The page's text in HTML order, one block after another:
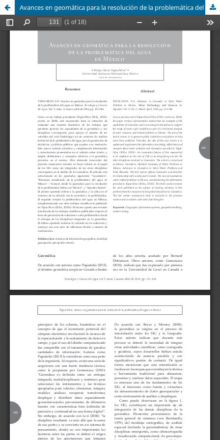
Avances en geomática para la resolución de la problemática del agua en México